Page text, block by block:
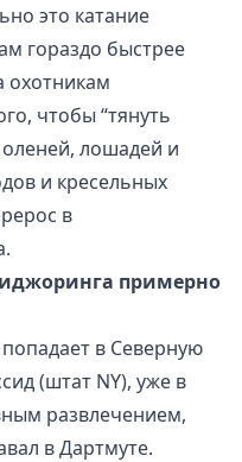
это катание
гораздо быстрее
охотникам
чтобы “тянуть
лошадей и
и кресельных
в
примерно
в Северную
(штат NY), уже в
развлечением,
в Дартмуте.